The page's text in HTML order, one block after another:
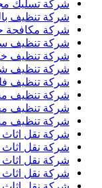
شركة تسليك
شركة تنظيف
شركة مكافحة
شركة تنظيف
شركة تنظيف
شركة تنظيف
شركة تنظيف
شركة تنظيف
شركة تنظيف
شركة تنظيف
شركة نقل اثاث
شركة نقل
شركة نقل
شركة نقل اثاث